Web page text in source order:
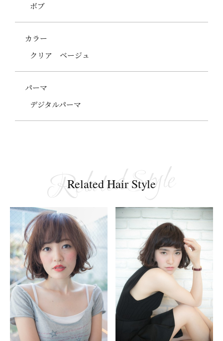
ボブ
カラー
クリア ベージュ
パーマ
デジタルパーマ
Related Hair Style